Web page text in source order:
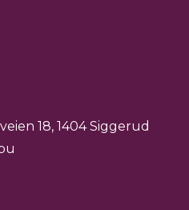
18, 1404 Siggerud